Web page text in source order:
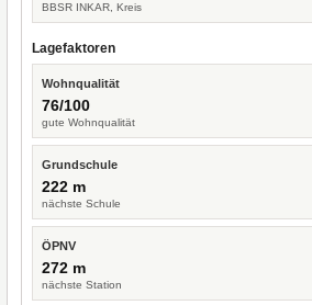
BBSR INKAR, Kreis
Lagefaktoren
Wohnqualität
76/100
gute Wohnqualität
Grundschule
222 m
nächste Schule
ÖPNV
272 m
nächste Station